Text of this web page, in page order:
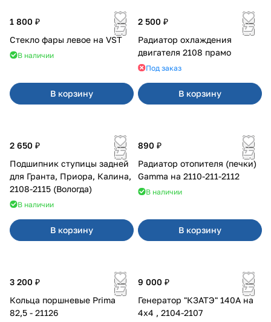
1 800 ₽
Стекло фары левое на VST
В наличии
В корзину
2 500 ₽
Радиатор охлаждения
двигателя 2108 прамо
Под заказ
В корзину
2 650 ₽
Подшипник ступицы задней
для Гранта, Приора, Калина,
2108-2115 (Вологда)
В наличии
В корзину
890 ₽
Радиатор отопителя (печки)
Gamma на 2110-211-2112
В наличии
В корзину
3 200 ₽
Кольца поршневые Prima
82,5 - 21126
9 000 ₽
Генератор "КЗАТЭ" 140А на
4x4 , 2104-2107